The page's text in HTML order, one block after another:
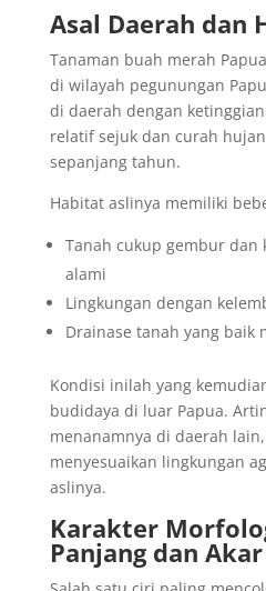
Asal Daerah dan
Tanaman buah merah
di wilayah pegunungan
di daerah dengan
relatif sejuk dan curah
sepanjang tahun.
Habitat aslinya memiliki
Tanah cukup gembur dan
alami
Lingkungan dengan
Drainase tanah yang baik
Kondisi inilah yang
budidaya di luar Papua.
menanamnya di daerah
menyesuaikan lingkungan
aslinya.
Karakter
Panjang dan